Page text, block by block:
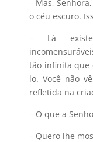
– Mas,
o céu escuro.
– Lá
tão infinita que
lo. Você não
refletida na
– O que a
– Quero lhe